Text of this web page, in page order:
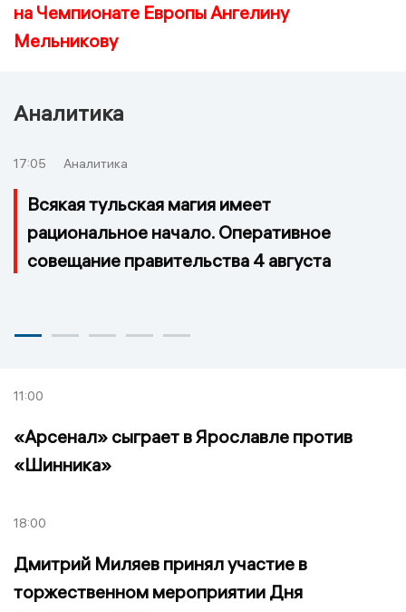
на Чемпионате Европы Ангелину
Мельникову
Аналитика
17:05 Аналитика
Всякая тульская магия имеет
рациональное начало. Оперативное
совещание правительства 4 августа
11:00
«Арсенал» сыграет в Ярославле против
«Шинника»
18:00
Дмитрий Миляев принял участие в
торжественном мероприятии Дня